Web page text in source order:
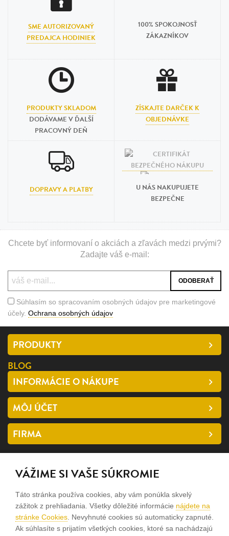
SME AUTORIZOVANÝ
PREDAJCA HODINIEK
100% SPOKOJNOSŤ
ZÁKAZNÍKOV
PRODUKTY SKLADOM
DODÁVAME V ĎALŠÍ
PRACOVNÝ DEŇ
ZÍSKAJTE DARČEK K
OBJEDNÁVKE
DOPRAVY A PLATBY
U NÁS NAKUPUJETE
BEZPEČNE
Chcete byť informovaní o akciách a zľavách medzi prvými?
Zadajte váš e-mail:
Súhlasím so spracovaním osobných údajov pre marketingové
účely. Ochrana osobných údajov
PRODUKTY
BLOG
INFORMÁCIE O NÁKUPE
MÔJ ÚČET
FIRMA
SLEDUJTE NÁS
facebook
instagram
VÁŽIME SI VAŠE SÚKROMIE
Táto stránka používa cookies, aby vám ponúkla skvelý
zážitok z prehliadania. Všetky dôležité informácie nájdete na
stránke Cookies . Nevyhnuté cookies sú automaticky zapnuté.
Ak súhlasíte s prijatím všetkých cookies, ktoré sa nachádzajú